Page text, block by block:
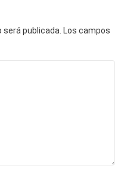
será publicada. Los campos